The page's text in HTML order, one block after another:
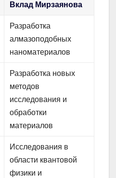
Вклад Мирзаянова
Разработка
алмазоподобных
наноматериалов
Разработка новых
методов
исследования и
обработки
материалов
Исследования в
области квантовой
физики и